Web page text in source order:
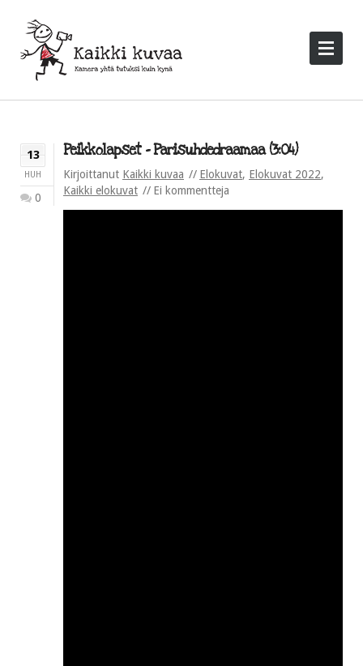
13
HUH
0
Peikkolapset – Parisuhdedraamaa (3:04)
Kirjoittanut Kaikki kuvaa Elokuvat, Elokuvat 2022,
Kaikki elokuvat
Ei kommentteja